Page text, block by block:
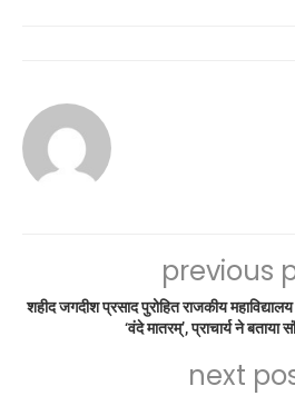
previous
शहीद जगदीश प्रसाद पुरोहित राजकीय
‘वंदे मातरम्’, प्राचार्य ने बताया
next